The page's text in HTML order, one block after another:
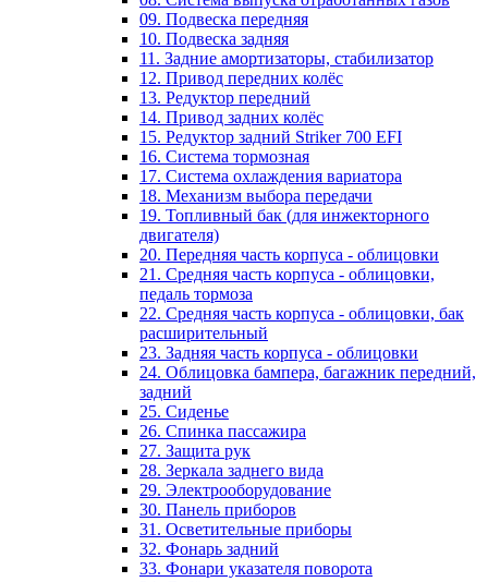
09. Подвеска передняя
10. Подвеска задняя
11. Задние амортизаторы, стабилизатор
12. Привод передних колёс
13. Редуктор передний
14. Привод задних колёс
15. Редуктор задний Striker 700 EFI
16. Система тормозная
17. Система охлаждения вариатора
18. Механизм выбора передачи
19. Топливный бак (для инжекторного
двигателя)
20. Передняя часть корпуса - облицовки
21. Средняя часть корпуса - облицовки,
педаль тормоза
22. Средняя часть корпуса - облицовки, бак
расширительный
23. Задняя часть корпуса - облицовки
24. Облицовка бампера, багажник передний,
задний
25. Сиденье
26. Спинка пассажира
27. Защита рук
28. Зеркала заднего вида
29. Электрооборудование
30. Панель приборов
31. Oсветительные приборы
32. Фонарь задний
33. Фонари указателя поворота